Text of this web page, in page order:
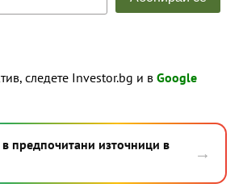
следете Investor.bg и в Google
предпочитани източници в
→